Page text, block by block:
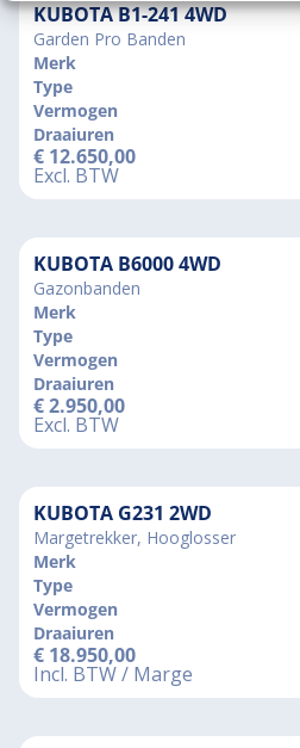
KUBOTA B1-241 4WD
Garden Pro Banden
Merk
Type
Vermogen
Draaiuren
€ 12.650,00
Excl. BTW
KUBOTA B6000 4WD
Gazonbanden
Merk
Type
Vermogen
Draaiuren
€2.950,00
Excl. BTW
KUBOTA G231 2WD
Margetrekker, Hooglosser
Merk
Type
Vermogen
Draaiuren
€ 18.950,00
Incl. BTW / Marge